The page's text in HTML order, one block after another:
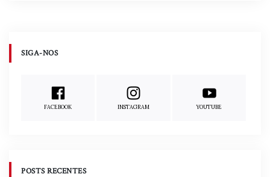
SIGA-NOS
FACEBOOK INSTAGRAM YOUTUBE
POSTS RECENTES